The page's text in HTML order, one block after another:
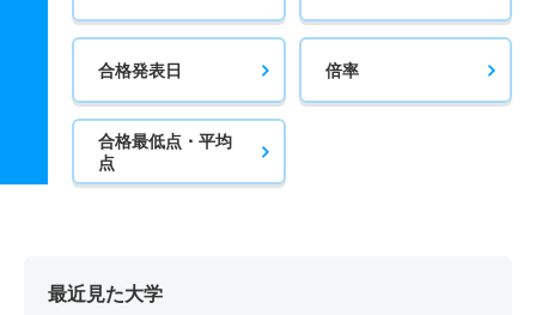
合格発表日 倍率
合格最低点・平均
点
最近見た大学